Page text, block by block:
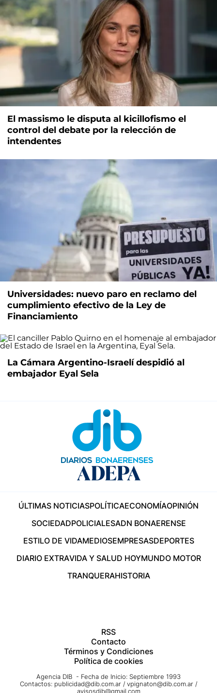
El massismo le disputa al kicillofismo el
control del debate por la relección de
intendentes
Universidades: nuevo paro en reclamo del
cumplimiento efectivo de la Ley de
Financiamiento
La Cámara Argentino-Israelí despidió al
embajador Eyal Sela
ÚLTIMAS NOTICIASPOLÍTICAECONOMÍAOPINIÓN
SOCIEDADPOLICIALESADN BONAERENSE
ESTILO DE VIDAMEDIOSEMPRESASDEPORTES
DIARIO EXTRAVIDA Y SALUD HOYMUNDO MOTOR
TRANQUERAHISTORIA
RSS
Contacto
Términos y Condiciones
Política de cookies
Agencia DIB - Fecha de Inicio: Septiembre 1993
Contactos: publicidad@dib.com.ar / vpignaton@dib.com.ar /
avisosdib@gmail.com